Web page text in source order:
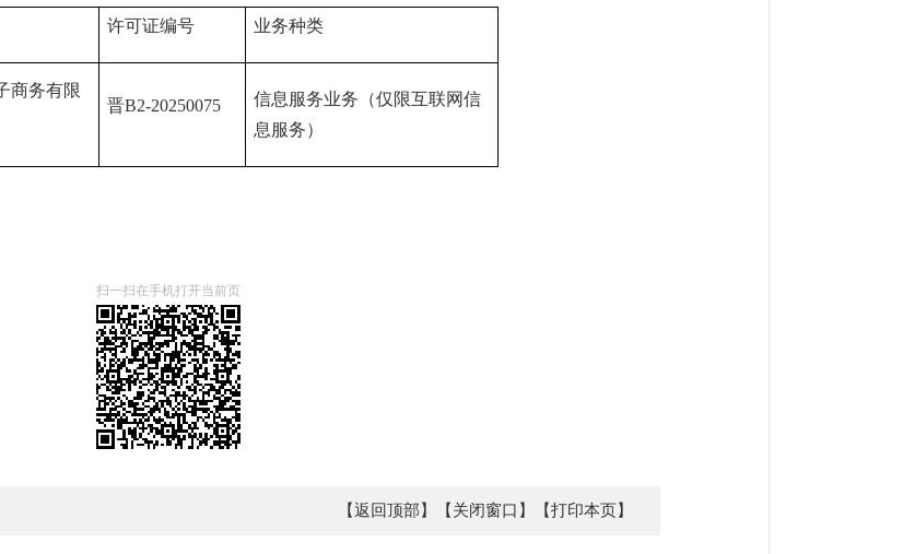
许可证编号 业务种类
商务有限
晋B2-20250075
信息服务业务（仅限互联网信
息服务）
扫一扫在手机打开当前页
【返回顶部】 【关闭窗口】 【打印本页】